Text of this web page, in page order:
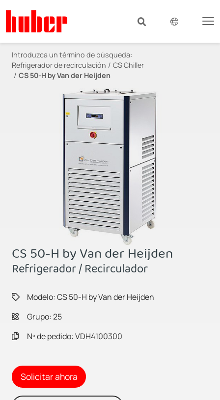
Introduzca un término de búsqueda:
Refrigerador de recirculación
CS Chiller
CS 50-H by Van der Heijden
CS 50-H by Van der Heijden
Refrigerador / Recirculador
Modelo: CS 50-H by Van der Heijden
Grupo: 25
Nº de pedido: VDH4100300
Solicitar ahora